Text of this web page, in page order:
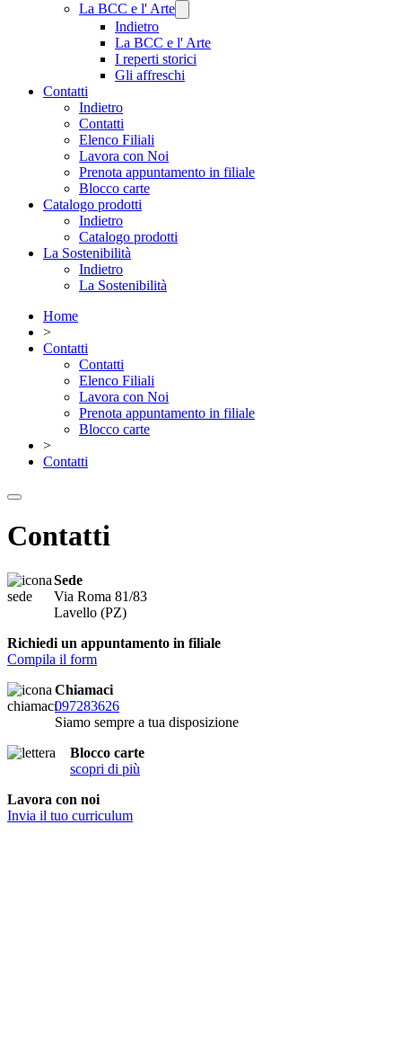
La BCC e l' Arte
Indietro
La BCC e l' Arte
I reperti storici
Gli affreschi
Contatti
Indietro
Contatti
Elenco Filiali
Lavora con Noi
Prenota appuntamento in filiale
Blocco carte
Catalogo prodotti
Indietro
Catalogo prodotti
La Sostenibilità
Indietro
La Sostenibilità
Home
>
Contatti
Contatti
Elenco Filiali
Lavora con Noi
Prenota appuntamento in filiale
Blocco carte
>
Contatti
Contatti
Sede
Via Roma 81/83
Lavello (PZ)
Richiedi un appuntamento in filiale
Compila il form
Chiamaci
097283626
Siamo sempre a tua disposizione
Blocco carte
scopri di più
Lavora con noi
Invia il tuo curriculum